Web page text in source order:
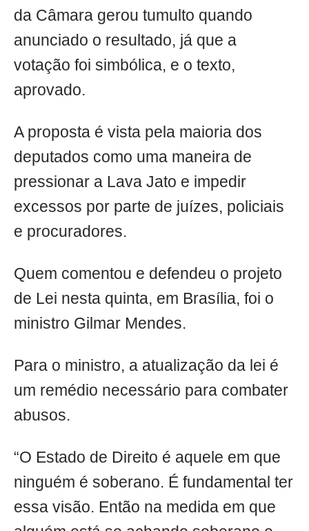
da Câmara gerou tumulto quando
anunciado o resultado, já que a
votação foi simbólica, e o texto,
aprovado.
A proposta é vista pela maioria dos
deputados como uma maneira de
pressionar a Lava Jato e impedir
excessos por parte de juízes, policiais
e procuradores.
Quem comentou e defendeu o projeto
de Lei nesta quinta, em Brasília, foi o
ministro Gilmar Mendes.
Para o ministro, a atualização da lei é
um remédio necessário para combater
abusos.
“O Estado de Direito é aquele em que
ninguém é soberano. É fundamental ter
essa visão. Então na medida em que